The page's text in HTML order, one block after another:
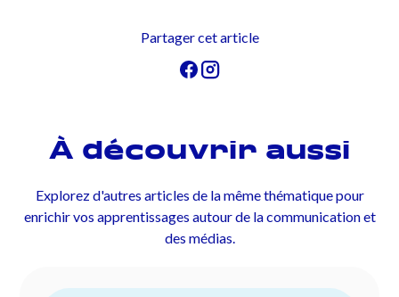
Partager cet article
À découvrir aussi
Explorez d'autres articles de la même thématique pour
enrichir vos apprentissages autour de la communication et
des médias.